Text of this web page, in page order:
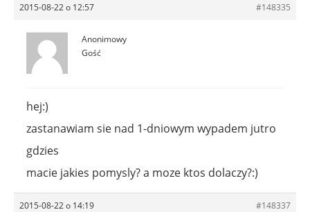
2015-08-22 o 12:57 #148335
Anonimowy
Gość
hej:)
zastanawiam sie nad 1-dniowym wypadem jutro
gdzies
macie jakies pomysly? a moze ktos dolaczy?:)
2015-08-22 o 14:19 #148337